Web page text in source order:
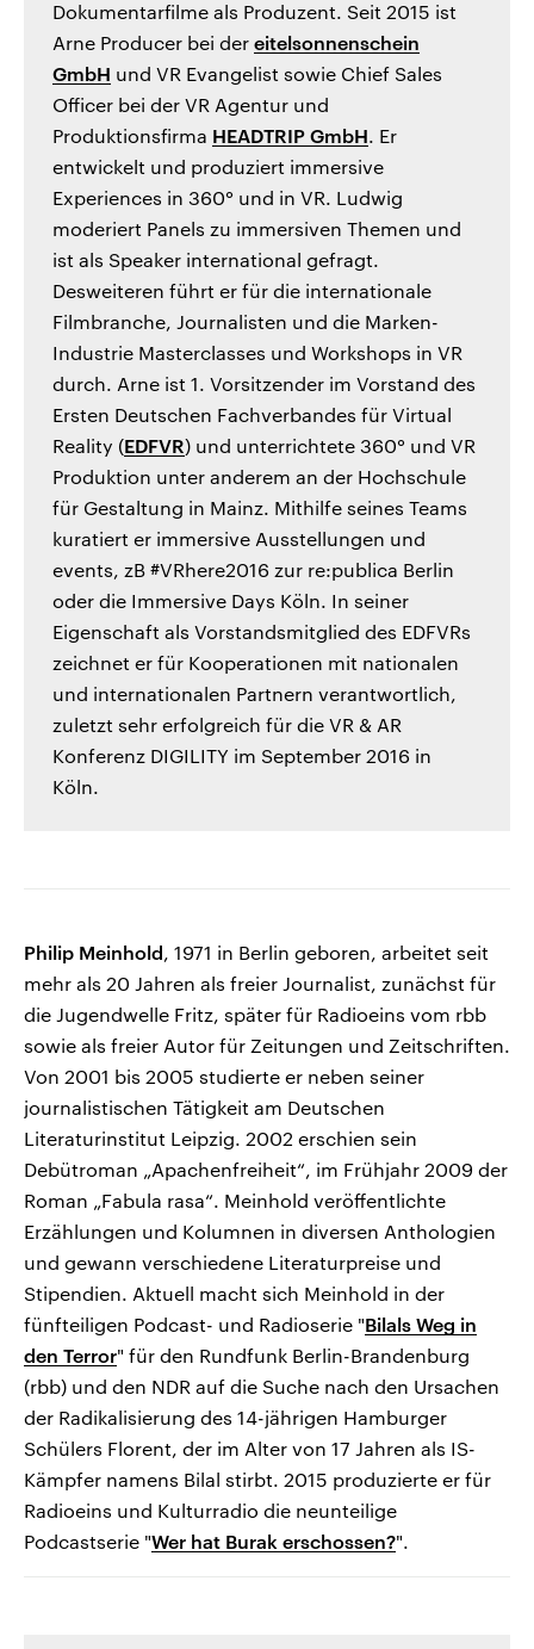
Dokumentarfilme als Produzent. Seit 2015 ist
Arne Producer bei der eitelsonnenschein
GmbH und VR Evangelist sowie Chief Sales
Officer bei der VR Agentur und
Produktionsfirma HEADTRIP GmbH. Er
entwickelt und produziert immersive
Experiences in 360° und in VR. Ludwig
moderiert Panels zu immersiven Themen und
ist als Speaker international gefragt.
Desweiteren führt er für die internationale
Filmbranche, Journalisten und die Marken-
Industrie Masterclasses und Workshops in VR
durch. Arne ist 1. Vorsitzender im Vorstand des
Ersten Deutschen Fachverbandes für Virtual
Reality (EDFVR) und unterrichtete 360° und VR
Produktion unter anderem an der Hochschule
für Gestaltung in Mainz. Mithilfe seines Teams
kuratiert er immersive Ausstellungen und
events, zB #VRhere2016 zur re:publica Berlin
oder die Immersive Days Köln. In seiner
Eigenschaft als Vorstandsmitglied des EDFVRs
zeichnet er für Kooperationen mit nationalen
und internationalen Partnern verantwortlich,
zuletzt sehr erfolgreich für die VR & AR
Konferenz DIGILITY im September 2016 in
Köln.
Philip Meinhold, 1971 in Berlin geboren, arbeitet seit
mehr als 20 Jahren als freier Journalist, zunächst für
die Jugendwelle Fritz, später für Radioeins vom rbb
sowie als freier Autor für Zeitungen und Zeitschriften.
Von 2001 bis 2005 studierte er neben seiner
journalistischen Tätigkeit am Deutschen
Literaturinstitut Leipzig. 2002 erschien sein
Debütroman „Apachenfreiheit“, im Frühjahr 2009 der
Roman „Fabula rasa“. Meinhold veröffentlichte
Erzählungen und Kolumnen in diversen Anthologien
und gewann verschiedene Literaturpreise und
Stipendien. Aktuell macht sich Meinhold in der
fünfteiligen Podcast- und Radioserie "Bilals Weg in
den Terror" für den Rundfunk Berlin-Brandenburg
(rbb) und den NDR auf die Suche nach den Ursachen
der Radikalisierung des 14-jährigen Hamburger
Schülers Florent, der im Alter von 17 Jahren als IS-
Kämpfer namens Bilal stirbt. 2015 produzierte er für
Radioeins und Kulturradio die neunteilige
Podcastserie "Wer hat Burak erschossen?".